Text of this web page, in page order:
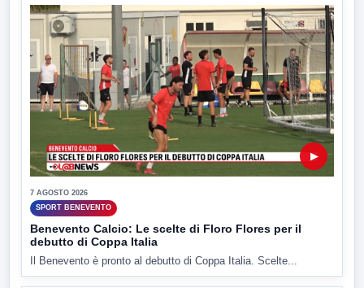
▶
7 AGOSTO 2026
SPORT BENEVENTO
Benevento Calcio: Le scelte di Floro Flores per il
debutto di Coppa Italia
Il Benevento è pronto al debutto di Coppa Italia. Scelte...